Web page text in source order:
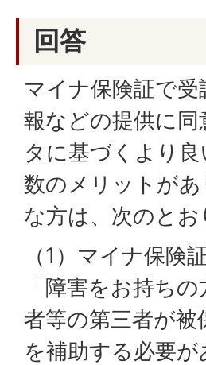
回答
マイナ保険証で
報などの提供に
タに基づくより
数のメリットが
な方は、次のと
（1）マイナ保険
「障害をお持ち
者等の第三者が被
を補助する必要